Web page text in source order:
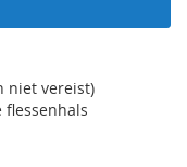
niet vereist)